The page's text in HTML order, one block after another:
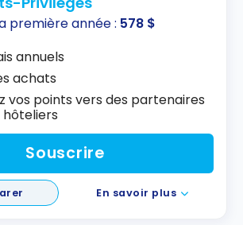
première année : 578 $
annuels
achats
vos points vers des partenaires
Souscrire
En savoir plus